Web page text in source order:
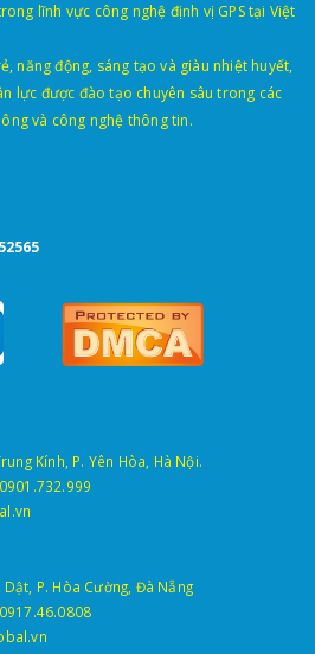
lĩnh vực công nghệ định vị GPS tại Việt
năng động, sáng tạo và giàu nhiệt huyết,
lực được đào tạo chuyên sâu trong các
và công nghệ thông tin.
Kính, P. Yên Hòa, Hà Nội.
0901.732.999
P. Hòa Cường, Đà Nẵng
0917.46.0808